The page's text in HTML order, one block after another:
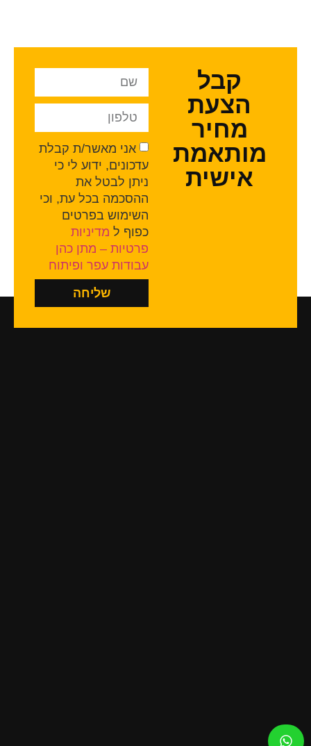
קבל
הצעת
מחיר
מותאמת
אישית
אני מאשר/ת קבלת
עדכונים, ידוע לי כי
ניתן לבטל את
ההסכמה בכל עת, וכי
השימוש בפרטים
כפוף ל מדיניות
פרטיות – מתן כהן
עבודות עפר ופיתוח
שליחה